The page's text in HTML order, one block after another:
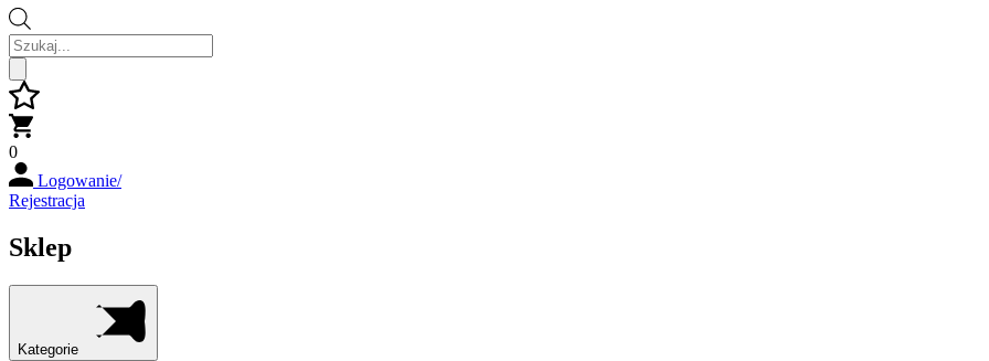
Wyszukiwarka
produktów
0
Logowanie/
Rejestracja
Sklep
Kategorie